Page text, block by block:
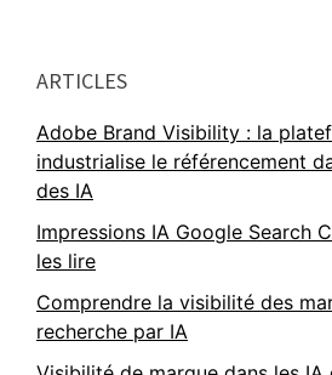
ARTICLES
Adobe Brand Visibility : la
industrialise le référencement
des IA
Impressions IA Google Search
les lire
Comprendre la visibilité des
recherche par IA